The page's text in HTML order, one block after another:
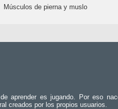
Músculos de pierna y muslo
aprender es jugando. Por eso
creados por los propios usuarios.